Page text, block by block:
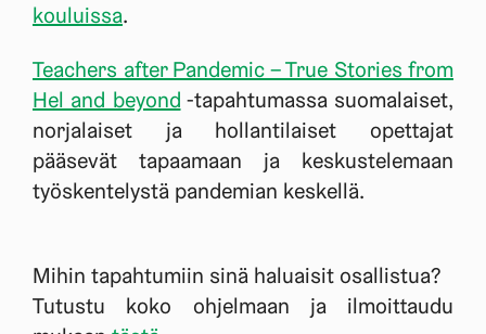
kouluissa.
Teachers after Pandemic – True Stories from
Hel and beyond -tapahtumassa suomalaiset,
norjalaiset ja hollantilaiset opettajat
pääsevät tapaamaan ja keskustelemaan
työskentelystä pandemian keskellä.
Mihin tapahtumiin sinä haluaisit osallistua?
Tutustu koko ohjelmaan ja ilmoittaudu